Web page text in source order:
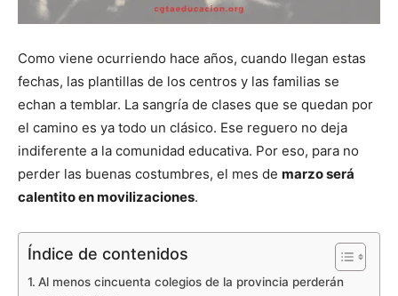
Como viene ocurriendo hace años, cuando llegan estas
fechas, las plantillas de los centros y las familias se
echan a temblar. La sangría de clases que se quedan por
el camino es ya todo un clásico. Ese reguero no deja
indiferente a la comunidad educativa. Por eso, para no
perder las buenas costumbres, el mes de marzo será
calentito en movilizaciones.
Índice de contenidos
Al menos cincuenta colegios de la provincia perderán